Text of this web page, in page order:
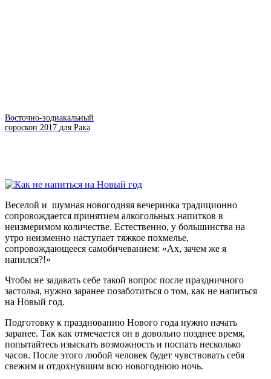
Восточно-зодиакальный
гороскоп 2017 для Рака
Веселой и шумная новогодняя вечеринка традиционно
сопровождается принятием алкогольных напитков в
неизмеримом количестве. Естественно, у большинства на
утро неизменно наступает тяжкое похмелье,
сопровождающееся самобичеванием: «Ах, зачем же я
напился?!»
Чтобы не задавать себе такой вопрос после праздничного
застолья, нужно заранее позаботиться о том, как не напиться
на Новый год.
Подготовку к празднованию Нового года нужно начать
заранее. Так как отмечается он в довольно позднее время,
попытайтесь изыскать возможность и поспать несколько
часов. После этого любой человек будет чувствовать себя
свежим и отдохнувшим всю новогоднюю ночь.